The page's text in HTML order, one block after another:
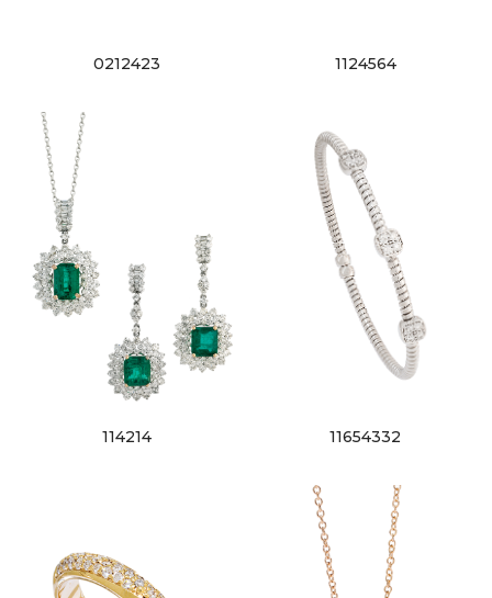
0212423 1124564
114214 11654332